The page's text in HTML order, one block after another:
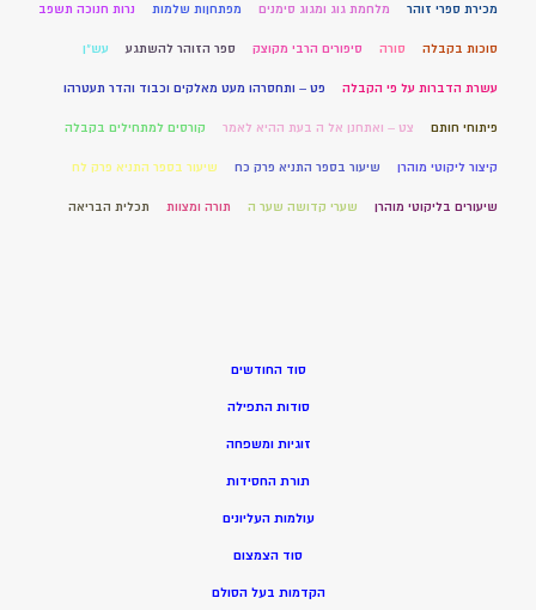
מכירת ספרי זוהר מלחמת גוג ומגוג סימנים מפתחןות שלמות נרות חנוכה תשפב
סוכות בקבלה סורה סיפורים הרבי מקוצק ספר הזוהר להשתגע עש"ן
עשרת הדברות על פי הקבלה פט – ותחסרהו מעט מאלקים וכבוד והדר תעטרהו
פיתוחי חותם צט – ואתחנן אל ה בעת ההיא לאמר קורסים למתחילים בקבלה
קיצור ליקוטי מוהרן שיעור בספר התניא פרק כח שיעור בספר התניא פרק לח
שיעורים בליקוטי מוהרן שערי קדושה שער ה תורה ומצוות תכלית הבריאה
סוד החודשים
סודות התפילה
זוגיות ומשפחה
תורת החסידות
עולמות העליונים
סוד הצמצום
הקדמות בעל הסולם